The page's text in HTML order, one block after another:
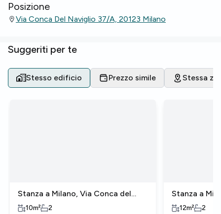
Posizione
Via Conca Del Naviglio 37/a, 20123 Milano
Suggeriti per te
Stesso edificio Prezzo simile Stessa
Stanza a Milano, Via Conca del
Naviglio
10m² 2
Stanza a
Naviglio
12m² 2